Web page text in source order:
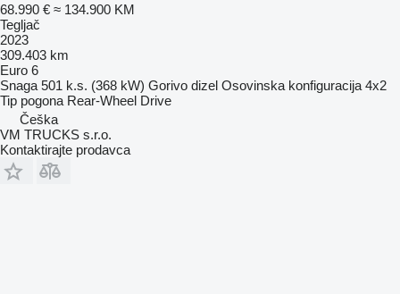
68.990 € ≈ 134.900 KM
Tegljač
2023
309.403 km
Euro 6
Snaga 501 k.s. (368 kW) Gorivo dizel Osovinska konfiguracija 4x2
Tip pogona Rear-Wheel Drive
Češka
VM TRUCKS s.r.o.
Kontaktirajte prodavca